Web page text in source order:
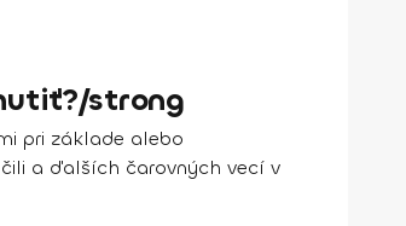
strong
pri základe alebo
a ďalších čarovných vecí v